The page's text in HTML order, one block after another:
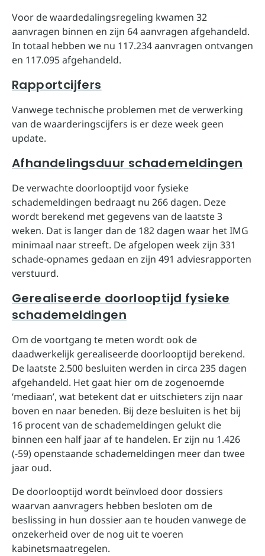
Voor de waardedalingsregeling kwamen 32
aanvragen binnen en zijn 64 aanvragen afgehandeld.
In totaal hebben we nu 117.234 aanvragen ontvangen
en 117.095 afgehandeld.
Rapportcijfers
Vanwege technische problemen met de verwerking
van de waarderingscijfers is er deze week geen
update.
Afhandelingsduur schademeldingen
De verwachte doorlooptijd voor fysieke
schademeldingen bedraagt nu 266 dagen. Deze
wordt berekend met gegevens van de laatste 3
weken. Dat is langer dan de 182 dagen waar het IMG
minimaal naar streeft. De afgelopen week zijn 331
schade-opnames gedaan en zijn 491 adviesrapporten
verstuurd.
Gerealiseerde doorlooptijd fysieke
schademeldingen
Om de voortgang te meten wordt ook de
daadwerkelijk gerealiseerde doorlooptijd berekend.
De laatste 2.500 besluiten werden in circa 235 dagen
afgehandeld. Het gaat hier om de zogenoemde
‘mediaan’, wat betekent dat er uitschieters zijn naar
boven en naar beneden. Bij deze besluiten is het bij
16 procent van de schademeldingen gelukt die
binnen een half jaar af te handelen. Er zijn nu 1.426
(-59) openstaande schademeldingen meer dan twee
jaar oud.
De doorlooptijd wordt beïnvloed door dossiers
waarvan aanvragers hebben besloten om de
beslissing in hun dossier aan te houden vanwege de
onzekerheid over de nog uit te voeren
kabinetsmaatregelen.